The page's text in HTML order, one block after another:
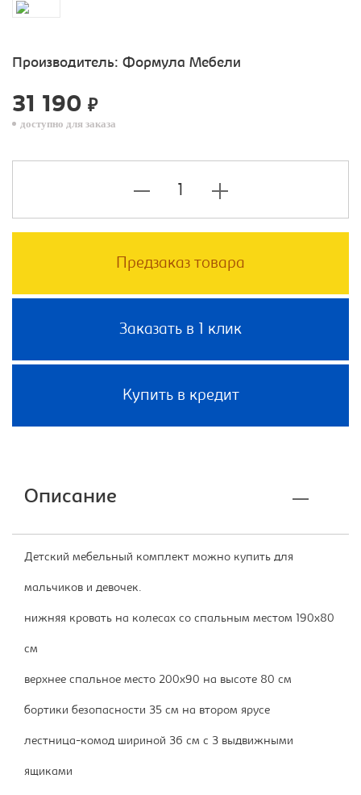
Производитель: Формула Мебели
31 190 ₽
доступно для заказа
Предзаказ товара
Заказать в 1 клик
Купить в кредит
Описание
Детский мебельный комплект можно купить для
мальчиков и девочек.
нижняя кровать на колесах со спальным местом 190х80
см
верхнее спальное место 200х90 на высоте 80 см
бортики безопасности 35 см на втором ярусе
лестница-комод шириной 36 см с 3 выдвижными
ящиками